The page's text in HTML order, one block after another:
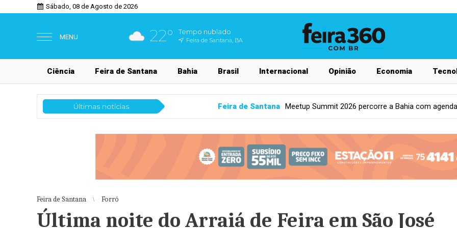
Sábado, 08 de Agosto de 2026
MENU 22° Tempo nublado
Feira de Santana, BA
Ciência Feira de Santana Bahia Brasil Internacional Opinião Economia
Últimas notíciasFeira de Santana Meetup Summit 2026 percorre a Bahia com agenda de inovação em mais de 30
Feira de Santana Forró
Última noite do Arraiá de Feira em São José